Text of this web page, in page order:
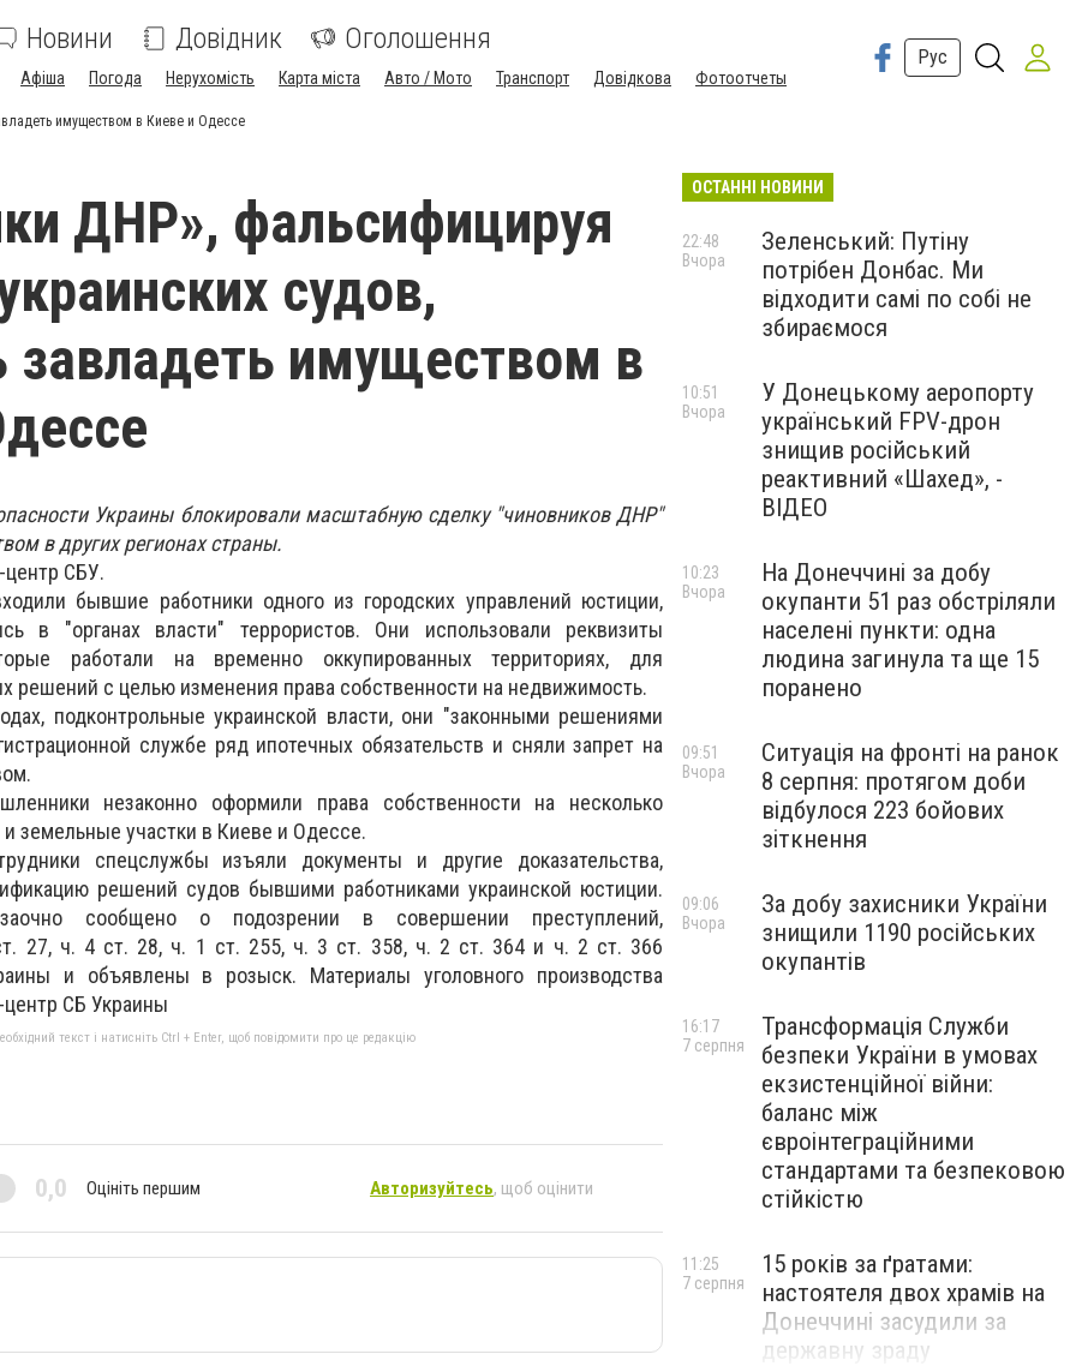
Новини Довідник Оголошення
Афіша Погода Нерухомість Карта міста Авто / Мото Транспорт Довідкова Фотоотчеты
Рус
имуществом в Киеве и Одессе
ДНР», фальсифицируя
судов,
завладеть имуществом в
Украины блокировали масштабную сделку "чиновников ДНР"
в других регионах страны.
СБУ.
бывшие работники одного из городских управлений юстиции,
в "органах власти" террористов. Они использовали реквизиты
работали на временно оккупированных территориях, для
решений с целью изменения права собственности на недвижимость.
подконтрольные украинской власти, они "законными решениями
службе ряд ипотечных обязательств и сняли запрет на
незаконно оформили права собственности на несколько
земельные участки в Киеве и Одессе.
спецслужбы изъяли документы и другие доказательства,
решений судов бывшими работниками украинской юстиции.
сообщено о подозрении в совершении преступлений,
27, ч. 4 ст. 28, ч. 1 ст. 255, ч. 3 ст. 358, ч. 2 ст. 364 и ч. 2 ст. 366
и объявлены в розыск. Материалы уголовного производства
СБ Украины
текст і натисніть Ctrl + Enter, щоб повідомити про це редакцію
0,0 Оцініть першим Авторизуйтесь, щоб оцінити
ОСТАННІ НОВИНИ
Зеленський: Путіну
потрібен Донбас. Ми
відходити самі по собі не
збираємося
22:48
Вчора
У Донецькому аеропорту
український FPV-дрон
знищив російський
реактивний «Шахед», -
ВІДЕО
10:51
Вчора
На Донеччині за добу
окупанти 51 раз обстріляли
населені пункти: одна
людина загинула та ще 15
поранено
10:23
Вчора
Ситуація на фронті на ранок
8 серпня: протягом доби
відбулося 223 бойових
зіткнення
09:51
Вчора
За добу захисники України
знищили 1190 російських
окупантів
09:06
Вчора
Трансформація Служби
безпеки України в умовах
екзистенційної війни:
баланс між
євроінтеграційними
стандартами та безпековою
стійкістю
16:17
7 серпня
15 років за ґратами:
настоятеля двох храмів на
Донеччині засудили за
державну зраду
11:25
7 серпня